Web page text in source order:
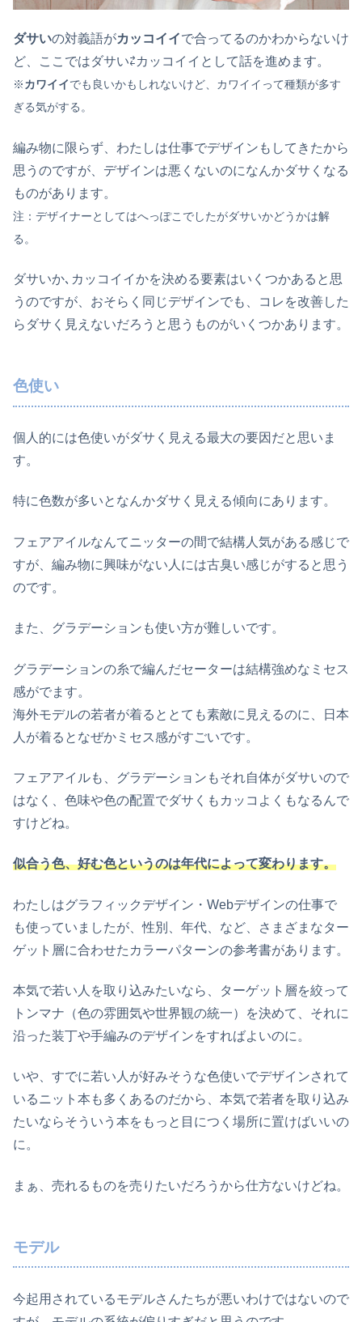
ダサいの対義語がカッコイイで合ってるのかわからないけ
ど、ここではダサい⇄カッコイイとして話を進めます。
※カワイイでも良いかもしれないけど、カワイイって種類が多す
ぎる気がする。
編み物に限らず、わたしは仕事でデザインもしてきたから
思うのですが、デザインは悪くないのになんかダサくなる
ものがあります。
注：デザイナーとしてはへっぽこでしたがダサいかどうかは解
る。
ダサいか､カッコイイかを決める要素はいくつかあると思
うのですが、おそらく同じデザインでも、コレを改善した
らダサく見えないだろうと思うものがいくつかあります。
色使い
個人的には色使いがダサく見える最大の要因だと思いま
す。
特に色数が多いとなんかダサく見える傾向にあります。
フェアアイルなんてニッターの間で結構人気がある感じで
すが、編み物に興味がない人には古臭い感じがすると思う
のです。
また、グラデーションも使い方が難しいです。
グラデーションの糸で編んだセーターは結構強めなミセス
感がでます。
海外モデルの若者が着るととても素敵に見えるのに、日本
人が着るとなぜかミセス感がすごいです。
フェアアイルも、グラデーションもそれ自体がダサいので
はなく、色味や色の配置でダサくもカッコよくもなるんで
すけどね。
似合う色、好む色というのは年代によって変わります。
わたしはグラフィックデザイン・Webデザインの仕事で
も使っていましたが、性別、年代、など、さまざまなター
ゲット層に合わせたカラーパターンの参考書があります。
本気で若い人を取り込みたいなら、ターゲット層を絞って
トンマナ（色の雰囲気や世界観の統一）を決めて、それに
沿った装丁や手編みのデザインをすればよいのに。
いや、すでに若い人が好みそうな色使いでデザインされて
いるニット本も多くあるのだから、本気で若者を取り込み
たいならそういう本をもっと目につく場所に置けばいいの
に。
まぁ、売れるものを売りたいだろうから仕方ないけどね。
モデル
今起用されているモデルさんたちが悪いわけではないので